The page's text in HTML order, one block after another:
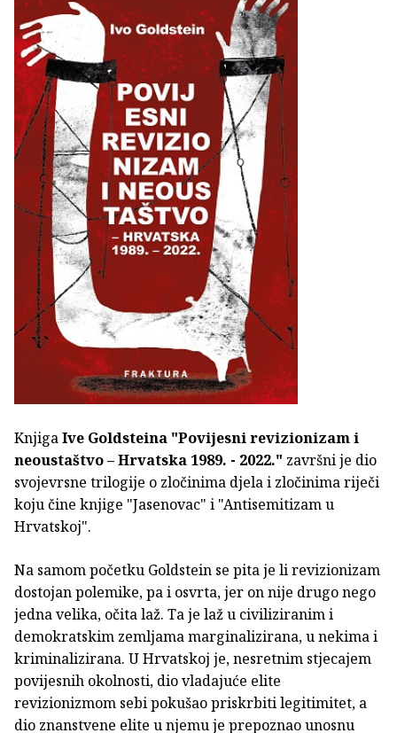
KnjigaIve Goldsteina "Povijesni revizionizam i
neoustaštvo – Hrvatska 1989. - 2022." završni je dio
svojevrsne trilogije o zločinima djela i zločinima riječi
koju čine knjige "Jasenovac" i "Antisemitizam u
Hrvatskoj".
Na samom početku Goldstein se pita je li revizionizam
dostojan polemike, pa i osvrta, jer on nije drugo nego
jedna velika, očita laž. Ta je laž u civiliziranim i
demokratskim zemljama marginalizirana, u nekima i
kriminalizirana. U Hrvatskoj je, nesretnim stjecajem
povijesnih okolnosti, dio vladajuće elite
revizionizmom sebi pokušao priskrbiti legitimitet, a
dio znanstvene elite u njemu je prepoznao unosnu